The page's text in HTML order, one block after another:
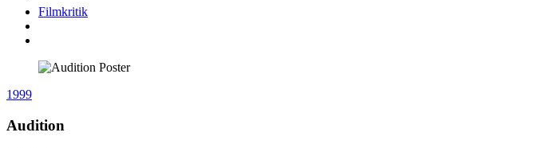
Filmkritik
1999
Audition